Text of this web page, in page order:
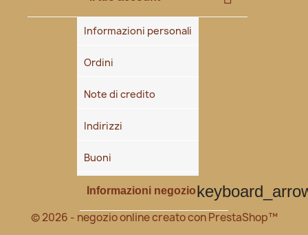
Informazioni personali
Ordini
Note di credito
Indirizzi
Buoni
Informazioni negozio
© 2026 - negozio online creato con PrestaShop™